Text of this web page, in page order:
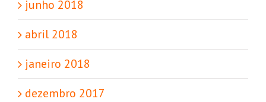
junho 2018
abril 2018
janeiro 2018
dezembro 2017